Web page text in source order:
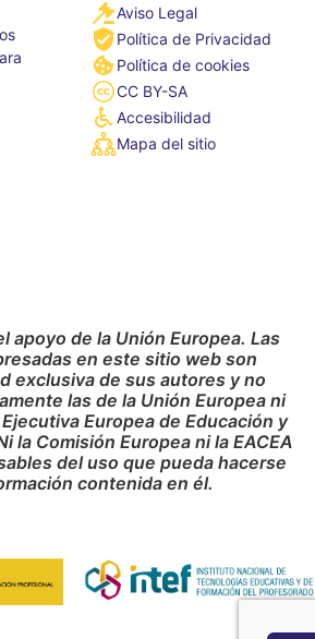
Aviso Legal
Política de Privacidad
Política de cookies
CC BY-SA
Accesibilidad
Mapa del sitio
apoyo de la Unión Europea. Las
en este sitio web son
exclusiva de sus autores y no
las de la Unión Europea ni
Europea de Educación y
la Comisión Europea ni la EACEA
del uso que pueda hacerse
contenida en él.